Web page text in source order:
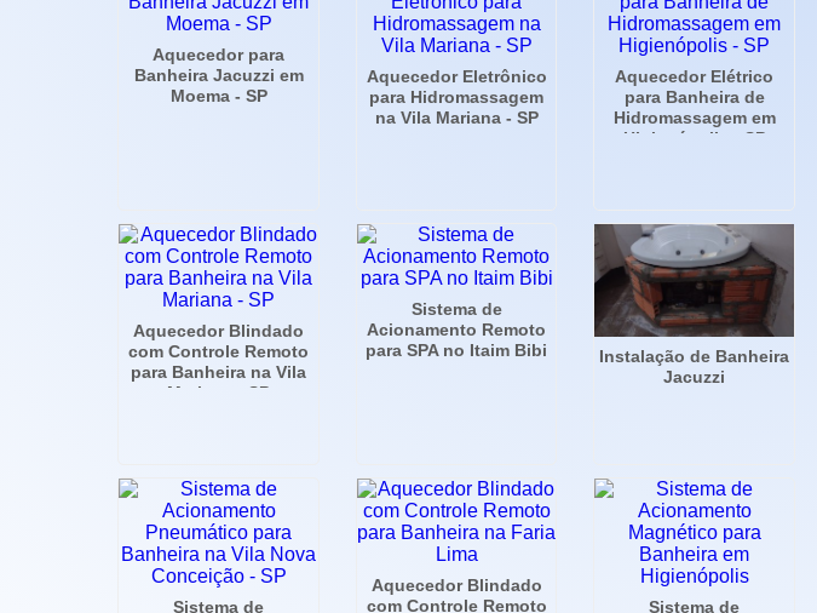
Aquecedor para
Banheira Jacuzzi em
Moema - SP
Aquecedor Eletrônico
para Hidromassagem
na Vila Mariana - SP
Aquecedor Elétrico
para Banheira de
Hidromassagem em
Higienópolis - SP
Aquecedor Blindado
com Controle Remoto
para Banheira na Vila
Mariana - SP
Sistema de
Acionamento Remoto
para SPA no Itaim Bibi
Instalação de Banheira
Jacuzzi
Sistema de
Aquecedor Blindado
com Controle Remoto
Sistema de